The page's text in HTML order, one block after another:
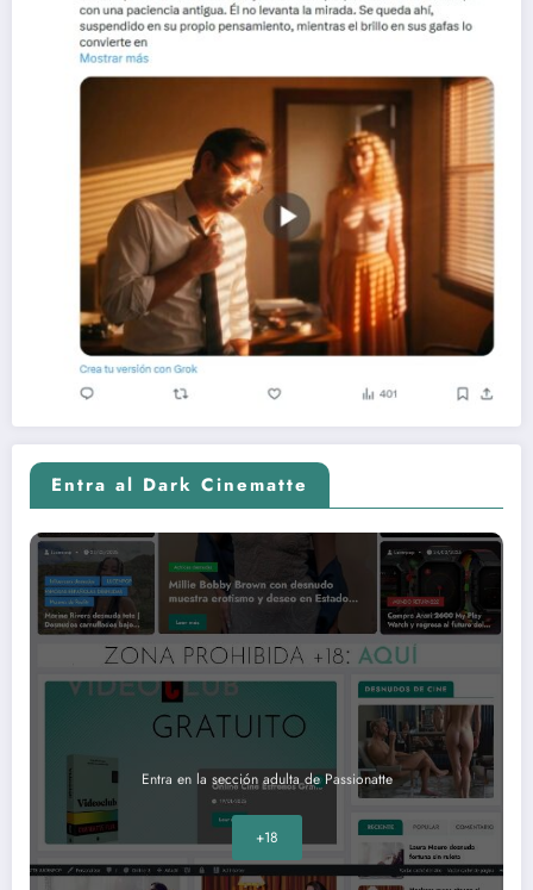
Entra al Dark Cinematte
Entra en la sección adulta de Passionatte
+18